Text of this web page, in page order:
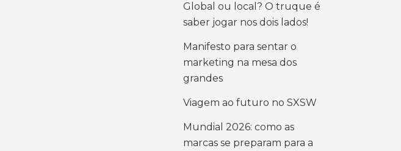
Global ou local? O truque é
saber jogar nos dois lados!
Manifesto para sentar o
marketing na mesa dos
grandes
Viagem ao futuro no SXSW
Mundial 2026: como as
marcas se preparam para a